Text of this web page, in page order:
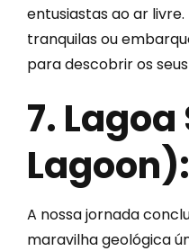
entusiastas ao ar
tranquilas ou
para descobrir os
7.
Lagoon):
A nossa jornada
maravilha geológica